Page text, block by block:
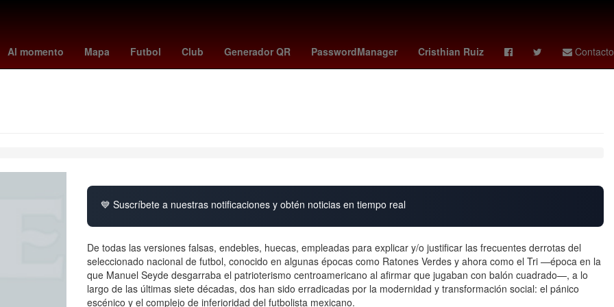
Al momento Mapa Futbol Club Generador QR PasswordManager Cristhian Ruiz Contacto
Rosario Incendio Asamblea disney plus hugo aguilar ortiz candidato Racing Club Arturo Carmona
💙 Suscríbete a nuestras notificaciones y obtén noticias en tiempo real
De todas las versiones falsas, endebles, huecas, empleadas para explicar y/o justificar las frecuentes derrotas del
seleccionado nacional de futbol, conocido en algunas épocas como Ratones Verdes y ahora como el Tri —época en la
que Manuel Seyde desgarraba el patrioterismo centroamericano al afirmar que jugaban con balón cuadrado—, a lo
largo de las últimas siete décadas, dos han sido erradicadas por la modernidad y transformación social: el pánico
escénico y el complejo de inferioridad del futbolista mexicano.